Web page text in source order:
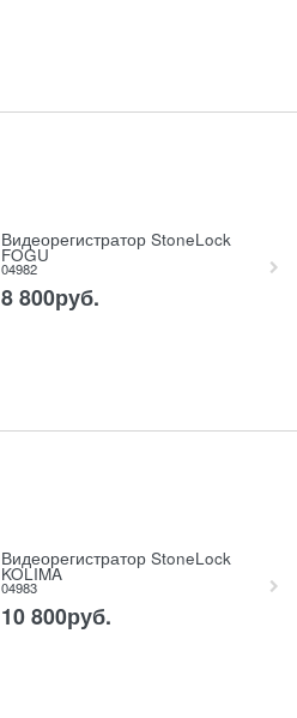
Видеорегистратор StoneLock
FOGU
04982
8 800руб.
Видеорегистратор StoneLock
KOLIMA
04983
10 800руб.